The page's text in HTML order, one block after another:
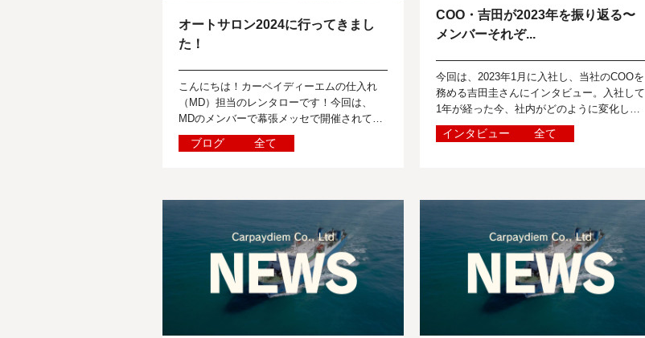
オートサロン2024に行ってきまし
た！
こんにちは！カーペイディーエムの仕入れ
（MD）担当のレンタローです！今回は、
MDのメンバーで幕張メッセで開催されてい
たオートサロン2024に行ってきたので、そ
のレポートをしたいと思います！モビリティ
ブログ 全て
COO・吉田が2023年を振り返る〜
メンバーそれぞ...
今回は、2023年1月に入社し、当社のCOOを
務める吉田圭さんにインタビュー。入社して
1年が経った今、社内がどのように変化し、
今後どのような成長を遂げようとしているの
か。2023年の振り返りと今後の展...
インタビュー 全て